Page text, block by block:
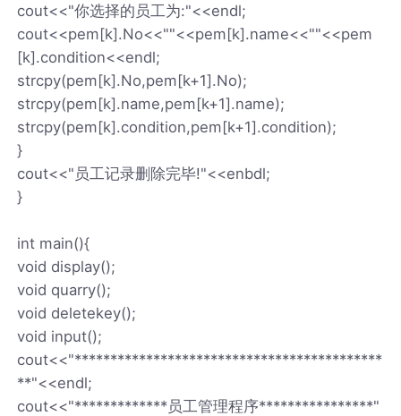
cout<<"你选择的员工为:"<<endl;
cout<<pem[k].No<<""<<pem[k].name<<""<<pem
[k].condition<<endl;
strcpy(pem[k].No,pem[k+1].No);
strcpy(pem[k].name,pem[k+1].name);
strcpy(pem[k].condition,pem[k+1].condition);
}
cout<<"员工记录删除完毕!"<<enbdl;
}
int main(){
void display();
void quarry();
void deletekey();
void input();
cout<<"*******************************************
**"<<endl;
cout<<"*************员工管理程序****************"